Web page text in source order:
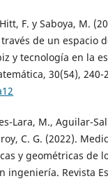
F. y Saboya, M.
de un espacio
y tecnología en la
30(54), 240-
Lara, M., Aguilar-
C. G. (2022).
y geométricas de
ingeniería. Revista